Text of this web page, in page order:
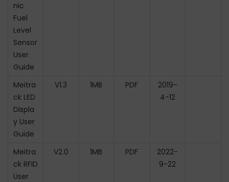
nic
Fuel
Level
Sensor
User
Guide
Meitra
ck LED
Displa
y User
Guide
V1.3 1MB PDF
2019-
4-12
Meitra
ck RFID
User
V2.0 1MB PDF
2022-
9-22